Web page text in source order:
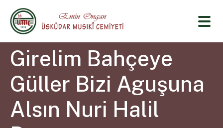
Girelim Bahçeye
Güller Bizi Aguşuna
Alsın Nuri Halil